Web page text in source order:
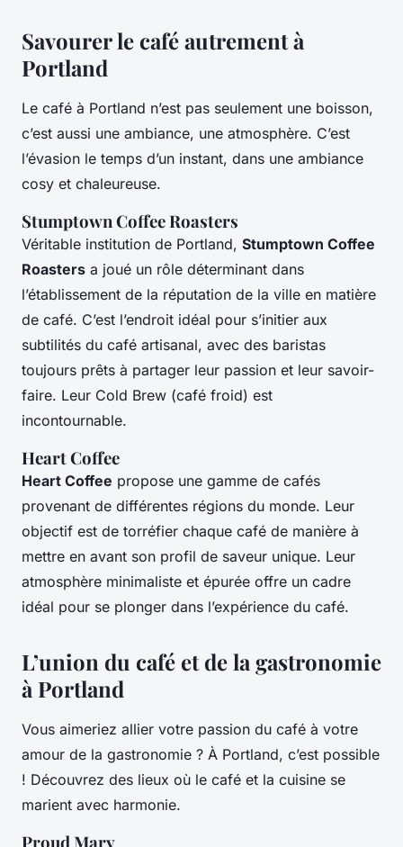
Savourer le café autrement à
Portland
Le café à Portland n’est pas seulement une boisson,
c’est aussi une ambiance, une atmosphère. C’est
l’évasion le temps d’un instant, dans une ambiance
cosy et chaleureuse.
Stumptown Coffee Roasters
Véritable institution de Portland, Stumptown Coffee
Roasters a joué un rôle déterminant dans
l’établissement de la réputation de la ville en matière
de café. C’est l’endroit idéal pour s’initier aux
subtilités du café artisanal, avec des baristas
toujours prêts à partager leur passion et leur savoir-
faire. Leur Cold Brew (café froid) est
incontournable.
Heart Coffee
Heart Coffee propose une gamme de cafés
provenant de différentes régions du monde. Leur
objectif est de torréfier chaque café de manière à
mettre en avant son profil de saveur unique. Leur
atmosphère minimaliste et épurée offre un cadre
idéal pour se plonger dans l’expérience du café.
L’union du café et de la gastronomie
à Portland
Vous aimeriez allier votre passion du café à votre
amour de la gastronomie ? À Portland, c’est possible
! Découvrez des lieux où le café et la cuisine se
marient avec harmonie.
Proud Mary